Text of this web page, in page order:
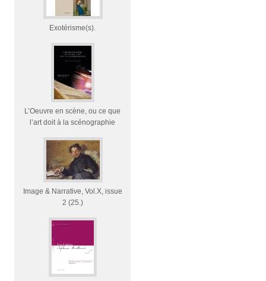
Exotérisme(s).
L’Oeuvre en scène, ou ce que
l’art doit à la scénographie
Image & Narrative, Vol.X, issue
2 (25.)